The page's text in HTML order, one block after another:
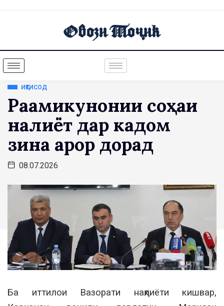
ИҚТИСОД
Рақамикунонии соҳаи
нақлиёт дар кадом
зина қарор дорад
08.07.2026
Ба иттилои Вазорати нақлиёти кишвар,